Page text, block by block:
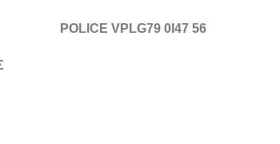
POLICE VPLG79 0I47 56